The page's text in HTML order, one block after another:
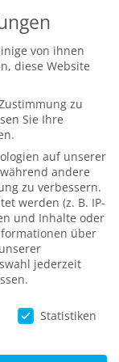
von ihnen
diese Website
zu
Sie Ihre
auf unserer
andere
zu verbessern.
werden (z. B. IP-
und Inhalte oder
über
jederzeit
Statistiken